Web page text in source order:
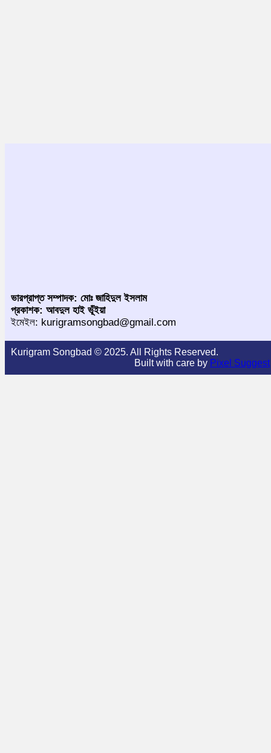
ভারপ্রাপ্ত সম্পাদক: মোঃ জাহিদুল ইসলাম
প্রকাশক: আবদুল হাই ভূঁইয়া
ইমেইল: kurigramsongbad@gmail.com
Kurigram Songbad © 2025. All Rights Reserved.
Built with care by Pixel Suggest